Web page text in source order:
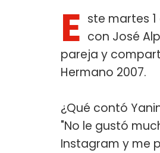
E ste martes
con José
pareja y
Hermano 2007.
¿Qué contó
"No le gustó
Instagram y me